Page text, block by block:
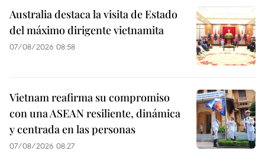
Australia destaca la visita de Estado
del máximo dirigente vietnamita
07/08/2026 08:58
Vietnam reafirma su compromiso
con una ASEAN resiliente, dinámica
y centrada en las personas
07/08/2026 08:27